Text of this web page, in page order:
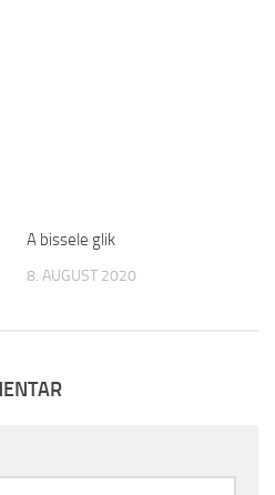
A bissele glik
8. AUGUST 2020